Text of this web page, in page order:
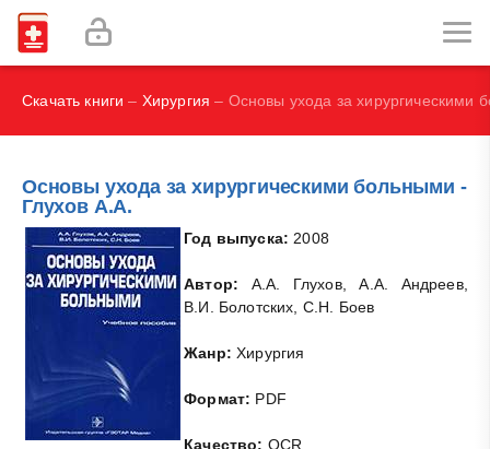
Наглядная иммунология - Бурместер Г.-Р., Пецутто А.
Labex Digital
Скачать книги – Хирургия – Основы ухода за хирургическими
Основы ухода за хирургическими больными -
Глухов А.А.
Год выпуска: 2008
Автор: А.А. Глухов, А.А. Андреев,
В.И. Болотских, С.Н. Боев
Жанр: Хирургия
Формат: PDF
Качество: OCR